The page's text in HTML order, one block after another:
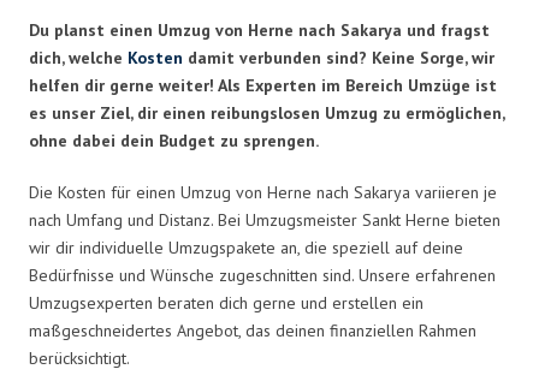
Du planst einen Umzug von Herne nach Sakarya und fragst
dich, welche Kosten damit verbunden sind? Keine Sorge, wir
helfen dir gerne weiter! Als Experten im Bereich Umzüge ist
es unser Ziel, dir einen reibungslosen Umzug zu ermöglichen,
ohne dabei dein Budget zu sprengen.
Die Kosten für einen Umzug von Herne nach Sakarya variieren je
nach Umfang und Distanz. Bei Umzugsmeister Sankt Herne bieten
wir dir individuelle Umzugspakete an, die speziell auf deine
Bedürfnisse und Wünsche zugeschnitten sind. Unsere erfahrenen
Umzugsexperten beraten dich gerne und erstellen ein
maßgeschneidertes Angebot, das deinen finanziellen Rahmen
berücksichtigt.